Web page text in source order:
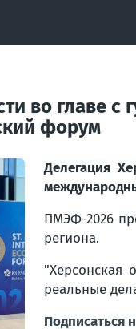
во главе
форум
Делегация
ПМЭФ-2026
региона.
"Херсонская
реальные
Подписаться